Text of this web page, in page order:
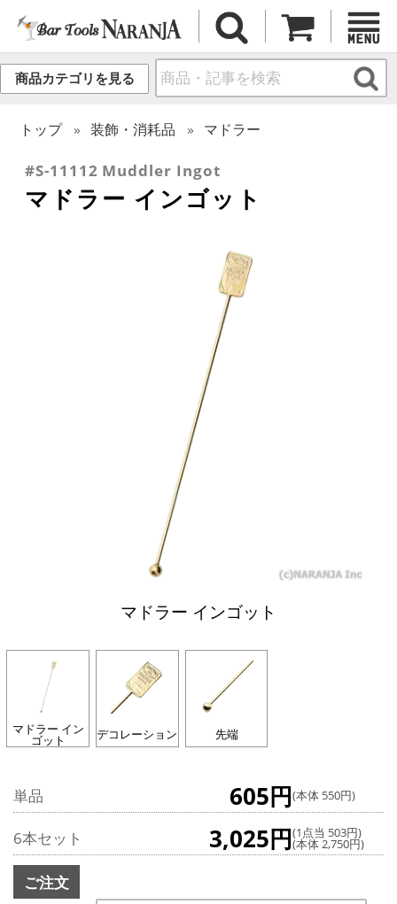
商品カテゴリを見る
トップ 装飾・消耗品 マドラー
#S-11112 Muddler Ingot
マドラー インゴット
マドラー インゴット
マドラー イン
ゴット デコレーション 先端
単品 605円(本体 550円)
6本セット 3,025円(1点当 503円)
(本体 2,750円)
ご注文